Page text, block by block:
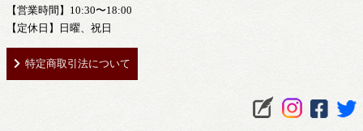
【営業時間】10:30〜18:00
【定休日】日曜、祝日
特定商取引法について